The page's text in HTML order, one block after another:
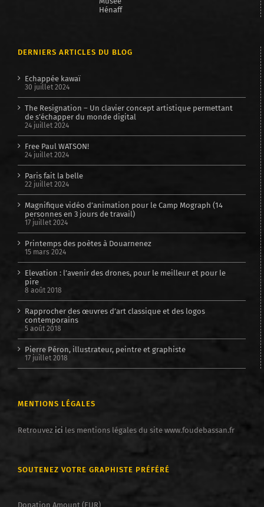
DERNIERS ARTICLES DU BLOG
Echappée kawaï
30 juillet 2024
The Resignation – Un clavier concept artistique permettant
de s’échapper du monde digital
24 juillet 2024
Free Paul WATSON!
24 juillet 2024
Paris fait la belle
22 juillet 2024
Magnifique vidéo d’animation pour le Camp Mograph (14
personnes en 3 jours de travail)
17 juillet 2024
Printemps des poètes à Douarnenez
15 mars 2024
Elevation : l’avenir des drones, pour le meilleur et pour le
pire
8 août 2018
Rapprocher des œuvres d’art classique et des logos
contemporains
5 août 2018
Pierre Péron, illustrateur, peintre et graphiste
17 juillet 2018
MENTIONS LÉGALES
Retrouvez ici les mentions légales du site www.foudebassan.fr
SOUTENEZ VOTRE GRAPHISTE PRÉFÉRÉ
Donation Amount (EUR)